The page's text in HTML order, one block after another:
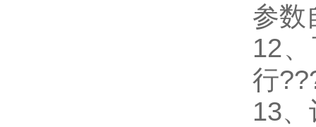
参数
12
行
13